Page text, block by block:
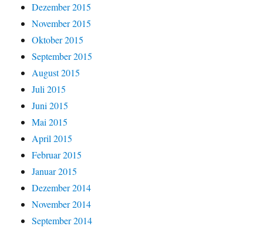
Dezember 2015
November 2015
Oktober 2015
September 2015
August 2015
Juli 2015
Juni 2015
Mai 2015
April 2015
Februar 2015
Januar 2015
Dezember 2014
November 2014
September 2014